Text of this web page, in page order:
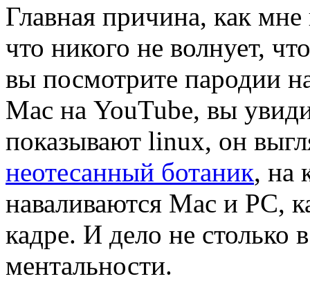
Главная причина, как мне
что никого не волнует,
вы посмотрите пародии
Mac на YouTube, вы
показывают linux, он
неотесанный ботаник, на
наваливаются Mac и PC,
кадре. И дело не столько
ментальности.